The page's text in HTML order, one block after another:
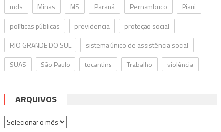
mds
Minas MS Paraná Pernambuco
Piaui
políticas públicas
previdencia
proteção social
RIO GRANDE DO SUL
sistema único de assistência social
SUAS
São Paulo tocantins Trabalho violência
ARQUIVOS
Arquivos